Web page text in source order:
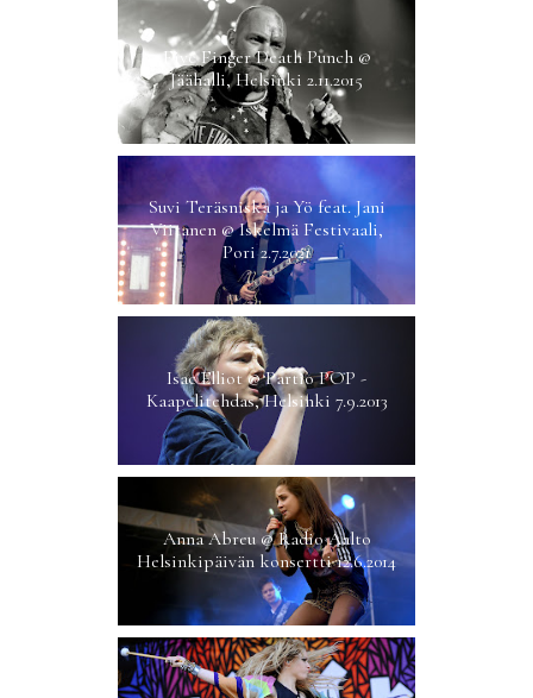
Five Finger Death Punch @
Jäähalli, Helsinki 2.11.2015
Suvi Teräsniska ja Yö feat. Jani
Viitanen @ Iskelmä Festivaali,
Pori 2.7.2021
Isac Elliot @ Partio POP -
Kaapelitehdas, Helsinki 7.9.2013
Anna Abreu @ Radio Aalto
Helsinkipäivän konsertti 12.6.2014